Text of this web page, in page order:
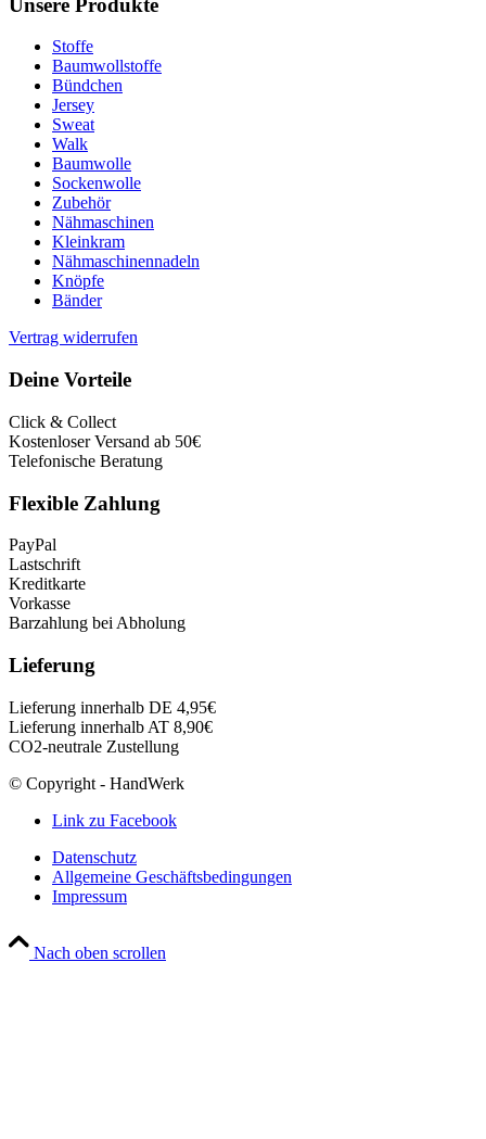
Unsere Produkte
Stoffe
Baumwollstoffe
Bündchen
Jersey
Sweat
Walk
Baumwolle
Sockenwolle
Zubehör
Nähmaschinen
Kleinkram
Nähmaschinennadeln
Knöpfe
Bänder
Vertrag widerrufen
Deine Vorteile
Click & Collect
Kostenloser Versand ab 50€
Telefonische Beratung
Flexible Zahlung
PayPal
Lastschrift
Kreditkarte
Vorkasse
Barzahlung bei Abholung
Lieferung
Lieferung innerhalb DE 4,95€
Lieferung innerhalb AT 8,90€
CO2-neutrale Zustellung
© Copyright - HandWerk
Link zu Facebook
Datenschutz
Allgemeine Geschäftsbedingungen
Impressum
Nach oben scrollen